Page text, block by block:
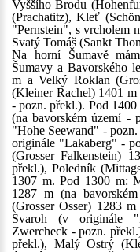
Vyššího Brodu
(Prachatitz), Kleť
"Pernstein", s vrcholem
Svatý Tomáš (Sankt
Na horní Šumavě
Šumavy a Bavorského
m a Velký Roklan
(Kleiner Rachel) 1401
- pozn. překl.). Pod
(na bavorském území -
"Hohe Seewand" -
originále "Lakaberg" -
(Grosser Falkenstein)
překl.), Poledník
1307 m. Pod 1300 m:
1287 m (na
(Grosser Osser) 1283
Svaroh (v originále
Zwercheck - pozn.
překl.), Malý Ostrý